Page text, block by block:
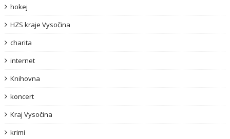
hokej
HZS kraje Vysočina
charita
internet
Knihovna
koncert
Kraj Vysočina
krimi